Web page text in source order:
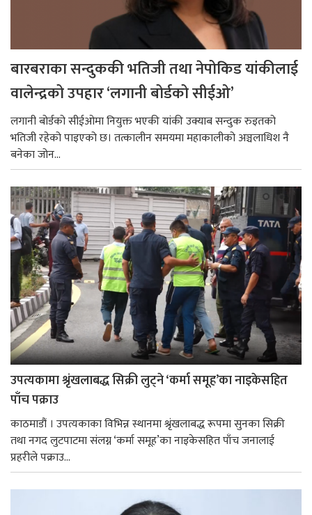
बारबराका सन्दुककी भतिजी तथा नेपोकिड यांकीलाई
वालेन्द्रको उपहार ‘लगानी बोर्डको सीईओ’
लगानी बोर्डको सीईओमा नियुक्त भएकी यांकी उक्याब सन्दुक रुइतको
भतिजी रहेको पाइएको छ। तत्कालीन समयमा महाकालीको अञ्चलाधिश नै
बनेका जोन...
उपत्यकामा श्रृंखलाबद्ध सिक्री लुट्ने ‘कर्मा समूह’का नाइकेसहित
पाँच पक्राउ
काठमाडौं । उपत्यकाका विभिन्न स्थानमा श्रृंखलाबद्ध रूपमा सुनका सिक्री
तथा नगद लुटपाटमा संलग्न ‘कर्मा समूह’का नाइकेसहित पाँच जनालाई
प्रहरीले पक्राउ...